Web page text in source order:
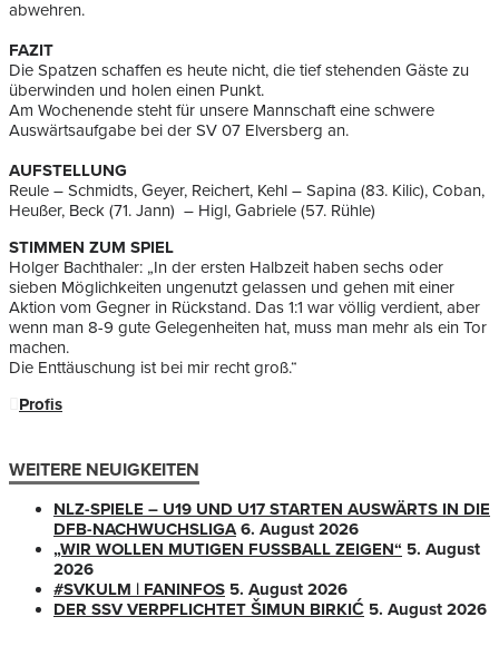
abwehren.
FAZIT
Die Spatzen schaffen es heute nicht, die tief stehenden Gäste zu
überwinden und holen einen Punkt.
Am Wochenende steht für unsere Mannschaft eine schwere
Auswärtsaufgabe bei der SV 07 Elversberg an.
AUFSTELLUNG
Reule – Schmidts, Geyer, Reichert, Kehl – Sapina (83. Kilic), Coban,
Heußer, Beck (71. Jann) – Higl, Gabriele (57. Rühle)
STIMMEN ZUM SPIEL
Holger Bachthaler: „In der ersten Halbzeit haben sechs oder
sieben Möglichkeiten ungenutzt gelassen und gehen mit einer
Aktion vom Gegner in Rückstand. Das 1:1 war völlig verdient, aber
wenn man 8-9 gute Gelegenheiten hat, muss man mehr als ein Tor
machen.
Die Enttäuschung ist bei mir recht groß.“
Profis
WEITERE NEUIGKEITEN
NLZ-SPIELE – U19 UND U17 STARTEN AUSWÄRTS IN DIE
DFB-NACHWUCHSLIGA 6. August 2026
„WIR WOLLEN MUTIGEN FUSSBALL ZEIGEN“
5. August
2026
#SVKULM | FANINFOS 5. August 2026
DER SSV VERPFLICHTET ŠIMUN BIRKIĆ 5. August 2026